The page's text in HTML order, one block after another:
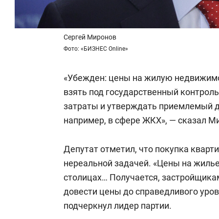
Сергей Миронов
Фото: «БИЗНЕС Online»
«Убежден: цены на жилую
взять под государственный
затраты и утверждать приемлемый
например, в сфере ЖКХ», — сказал
Депутат отметил, что покупка
нереальной задачей. «Цены на
столицах… Получается,
довести цены до справедливого
подчеркнул лидер партии.